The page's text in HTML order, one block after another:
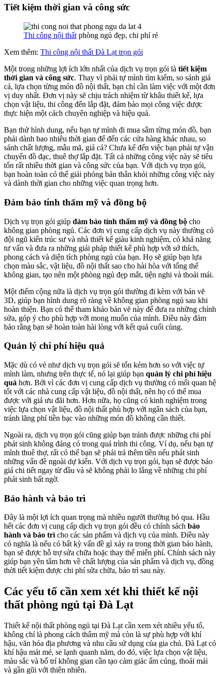
Tiết kiệm thời gian và công sức
Thi công nội thất phòng ngủ đẹp, chi phí rẻ
Xem thêm: Thi công nội thất Đà Lạt trọn gói
Một trong những lợi ích lớn nhất của dịch vụ trọn gói là tiết kiệm
thời gian và công sức. Thay vì phải tự mình tìm kiếm, so sánh giá
cả, lựa chọn từng món đồ nội thất, bạn chỉ cần làm việc với một đơn
vị duy nhất. Đơn vị này sẽ chịu trách nhiệm từ khâu thiết kế, lựa
chọn vật liệu, thi công đến lắp đặt, đảm bảo mọi công việc được
thực hiện một cách chuyên nghiệp và hiệu quả.
Bạn thử hình dung, nếu bạn tự mình đi mua sắm từng món đồ, bạn
phải dành bao nhiêu thời gian để đến các cửa hàng khác nhau, so
sánh chất lượng, mẫu mã, giá cả? Chưa kể đến việc bạn phải tự vận
chuyển đồ đạc, thuê thợ lắp đặt. Tất cả những công việc này sẽ tiêu
tốn rất nhiều thời gian và công sức của bạn. Với dịch vụ trọn gói,
bạn hoàn toàn có thể giải phóng bản thân khỏi những công việc này
và dành thời gian cho những việc quan trọng hơn.
Đảm bảo tính thẩm mỹ và đồng bộ
Dịch vụ trọn gói giúp đảm bảo tính thẩm mỹ và đồng bộ cho
không gian phòng ngủ. Các đơn vị cung cấp dịch vụ này thường có
đội ngũ kiến trúc sư và nhà thiết kế giàu kinh nghiệm, có khả năng
tư vấn và đưa ra những giải pháp thiết kế phù hợp với sở thích,
phong cách và diện tích phòng ngủ của bạn. Họ sẽ giúp bạn lựa
chọn màu sắc, vật liệu, đồ nội thất sao cho hài hòa với tổng thể
không gian, tạo nên một phòng ngủ đẹp mắt, tiện nghi và thoải mái.
Một điểm cộng nữa là dịch vụ trọn gói thường đi kèm với bản vẽ
3D, giúp bạn hình dung rõ ràng về không gian phòng ngủ sau khi
hoàn thiện. Bạn có thể tham khảo bản vẽ này để đưa ra những chỉnh
sửa, góp ý cho phù hợp với mong muốn của mình. Điều này đảm
bảo rằng bạn sẽ hoàn toàn hài lòng với kết quả cuối cùng.
Quản lý chi phí hiệu quả
Mặc dù có vẻ như dịch vụ trọn gói sẽ tốn kém hơn so với việc tự
mình làm, nhưng trên thực tế, nó lại giúp bạn quản lý chi phí hiệu
quả hơn. Bởi vì các đơn vị cung cấp dịch vụ thường có mối quan hệ
tốt với các nhà cung cấp vật liệu, đồ nội thất, nên họ có thể mua
được với giá ưu đãi hơn. Hơn nữa, họ cũng có kinh nghiệm trong
việc lựa chọn vật liệu, đồ nội thất phù hợp với ngân sách của bạn,
tránh lãng phí tiền bạc vào những món đồ không cần thiết.
Ngoài ra, dịch vụ trọn gói cũng giúp bạn tránh được những chi phí
phát sinh không đáng có trong quá trình thi công. Ví dụ, nếu bạn tự
mình thuê thợ, rất có thể bạn sẽ phải trả thêm tiền nếu phát sinh
những vấn đề ngoài dự kiến. Với dịch vụ trọn gói, bạn sẽ được báo
giá chi tiết ngay từ đầu và sẽ không phải lo lắng về những chi phí
phát sinh bất ngờ.
Bảo hành và bảo trì
Đây là một lợi ích quan trọng mà nhiều người thường bỏ qua. Hầu
hết các đơn vị cung cấp dịch vụ trọn gói đều có chính sách bảo
hành và bảo trì cho các sản phẩm và dịch vụ của mình. Điều này
có nghĩa là nếu có bất kỳ vấn đề gì xảy ra trong thời gian bảo hành,
bạn sẽ được hỗ trợ sửa chữa hoặc thay thế miễn phí. Chính sách này
giúp bạn yên tâm hơn về chất lượng của sản phẩm và dịch vụ, đồng
thời tiết kiệm được chi phí sửa chữa, bảo trì sau này.
Các yếu tố cần xem xét khi thiết kế nội
thất phòng ngủ tại Đà Lạt
Thiết kế nội thất phòng ngủ tại Đà Lạt cần xem xét nhiều yếu tố,
không chỉ là phong cách thẩm mỹ mà còn là sự phù hợp với khí
hậu, văn hóa địa phương và nhu cầu sử dụng của gia chủ. Đà Lạt có
khí hậu mát mẻ, se lạnh quanh năm, do đó, việc lựa chọn vật liệu,
màu sắc và bố trí không gian cần tạo cảm giác ấm cúng, thoải mái
và gần gũi với thiên nhiên.